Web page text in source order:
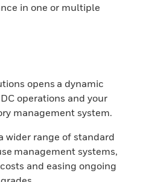
in one or multiple
opens a dynamic
operations and your
management system.
wider range of standard
management systems,
and easing ongoing